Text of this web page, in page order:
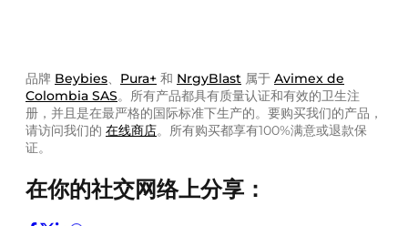
品牌 Beybies、 Pura+ 和 NrgyBlast 属于 Avimex de
Colombia SAS。所有产品都具有质量认证和有效的卫生注
册，并且是在最严格的国际标准下生产的。要购买我们的产品，
请访问我们的 在线商店。所有购买都享有100%满意或退款保
证。
在你的社交网络上分享：